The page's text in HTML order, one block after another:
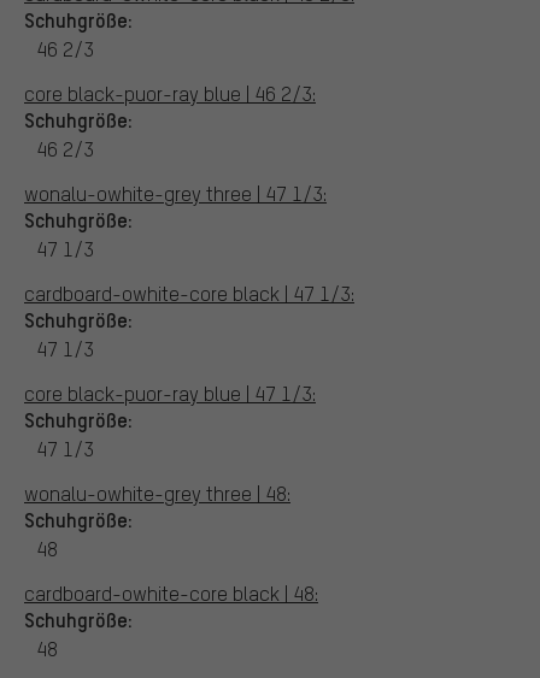
Schuhgröße:
46 2/3
core black-puor-ray blue | 46 2/3:
Schuhgröße:
46 2/3
wonalu-owhite-grey three | 47 1/3:
Schuhgröße:
47 1/3
cardboard-owhite-core black | 47 1/3:
Schuhgröße:
47 1/3
core black-puor-ray blue | 47 1/3:
Schuhgröße:
47 1/3
wonalu-owhite-grey three | 48:
Schuhgröße:
48
cardboard-owhite-core black | 48:
Schuhgröße:
48